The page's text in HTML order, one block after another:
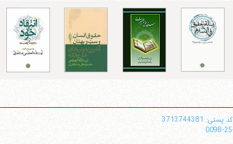
کد پستی: 3713744381